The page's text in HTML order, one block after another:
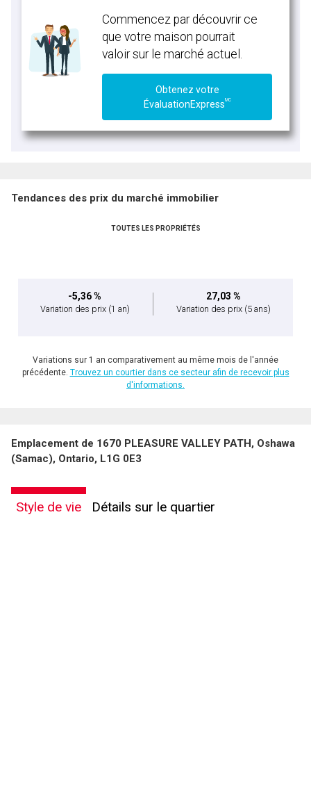
Commencez par découvrir ce
que votre maison pourrait
valoir sur le marché actuel.
Obtenez votre
ÉvaluationExpressMC
Tendances des prix du marché immobilier
TOUTES LES PROPRIÉTÉS
-5,36 %
Variation des prix (1 an)
27,03 %
Variation des prix (5 ans)
Variations sur 1 an comparativement au même mois de l'année
précédente. Trouvez un courtier dans ce secteur afin de recevoir plus
d'informations.
Emplacement de 1670 PLEASURE VALLEY PATH, Oshawa
(Samac), Ontario, L1G 0E3
Style de vie Détails sur le quartier